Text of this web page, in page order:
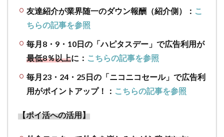
友達紹介が業界随一のダウン報酬（紹介側）： こ
ちらの記事を参照
毎月8・9・10日の「ハピタスデー」で広告利用が
最低8％以上に： こちらの記事を参照
毎月23・24・25日の「ニコニコセール」で広告利
用がポイントアップ！： こちらの記事を参照
【ポイ活への活用】